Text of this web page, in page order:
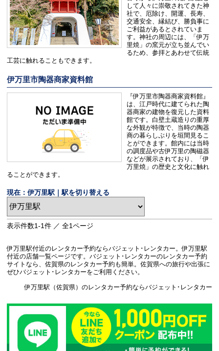
して人々に崇敬されてきた神
社で、厄除け、開運、長寿、
交通安全、縁結び、勝負事に
ご利益があるとされていま
す。神社の周辺には、「伊万
里焼」の窯元が立ち並んでい
るため、参拝とあわせて伝統
工芸に触れることもできます。
伊万里市陶器商家資料館
『伊万里市陶器商家資料館』
は、江戸時代に建てられた陶
器商家の建物を復元した資料
館です。白壁土蔵造りの重厚
な外観が特徴で、当時の陶器
商の暮らしぶりを垣間見るこ
とができます。館内には当時
の調度品や古伊万里の陶磁器
などが展示されており、「伊
万里焼」の歴史と文化に触れ
ることができます。
現在：伊万里駅｜駅を切り替える
表示件数1-1件 ／ 全1ページ
伊万里駅付近のレンタカー予約ならバジェット･レンタカー。伊万里駅
付近の店舗一覧ページです。バジェット･レンタカーのレンタカー予約
サイトなら、佐賀県のレンタカー予約も簡単。佐賀県への旅行や出張に
ぜひバジェット･レンタカーをご利用ください。
伊万里駅（佐賀県）のレンタカー予約ならバジェット･レンタカー